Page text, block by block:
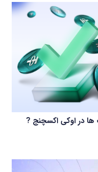
ها در اوکی اکسچنج ?